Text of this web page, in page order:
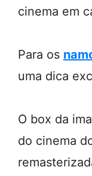
cinema em
Para os
uma dica
O box da
do cinema